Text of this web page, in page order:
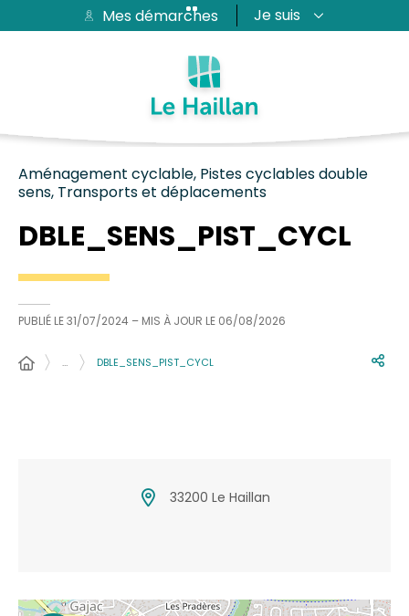
Aide et accessibilité
Passer au menu
Passer au contenuMes démarches Je suis
Aménagement cyclable, Pistes cyclables double
sens, Transports et déplacements
DBLE_SENS_PIST_CYCL
PUBLIÉ LE31/07/2024 – MIS À JOUR LE 06/08/2026
… DBLE_SENS_PIST_CYCL
33200 Le Haillan